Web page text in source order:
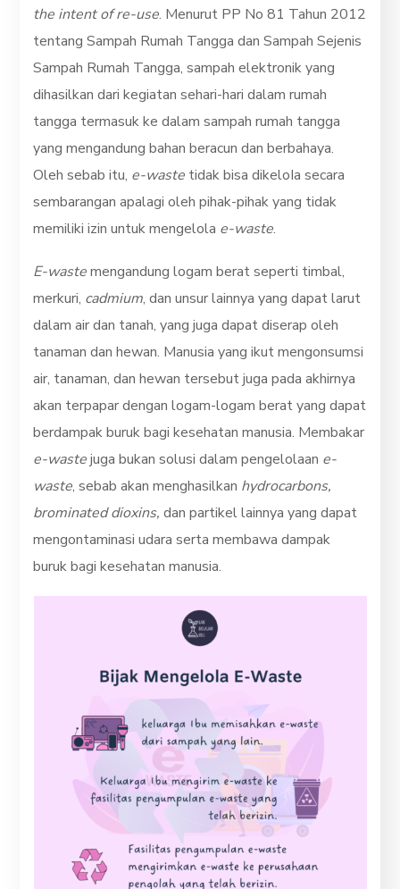
the intent of re-use. Menurut PP No 81 Tahun 2012
tentang Sampah Rumah Tangga dan Sampah Sejenis
Sampah Rumah Tangga, sampah elektronik yang
dihasilkan dari kegiatan sehari-hari dalam rumah
tangga termasuk ke dalam sampah rumah tangga
yang mengandung bahan beracun dan berbahaya.
Oleh sebab itu, e-waste tidak bisa dikeloIa secara
sembarangan apalagi oleh pihak-pihak yang tidak
memiliki izin untuk mengelola e-waste.
E-wastemengandung logam berat seperti timbal,
merkuri, cadmium, dan unsur lainnya yang dapat larut
dalam air dan tanah, yang juga dapat diserap oleh
tanaman dan hewan. Manusia yang ikut mengonsumsi
air, tanaman, dan hewan tersebut juga pada akhirnya
akan terpapar dengan logam-logam berat yang dapat
berdampak buruk bagi kesehatan manusia. Membakar
e-wastejuga bukan solusi dalam pengelolaan e-
waste, sebab akan menghasilkan hydrocarbons,
brominated dioxins, dan partikel lainnya yang dapat
mengontaminasi udara serta membawa dampak
buruk bagi kesehatan manusia.